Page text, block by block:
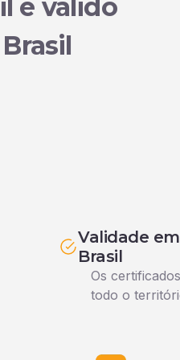
e válido
Validade
Brasil
Os
todo o